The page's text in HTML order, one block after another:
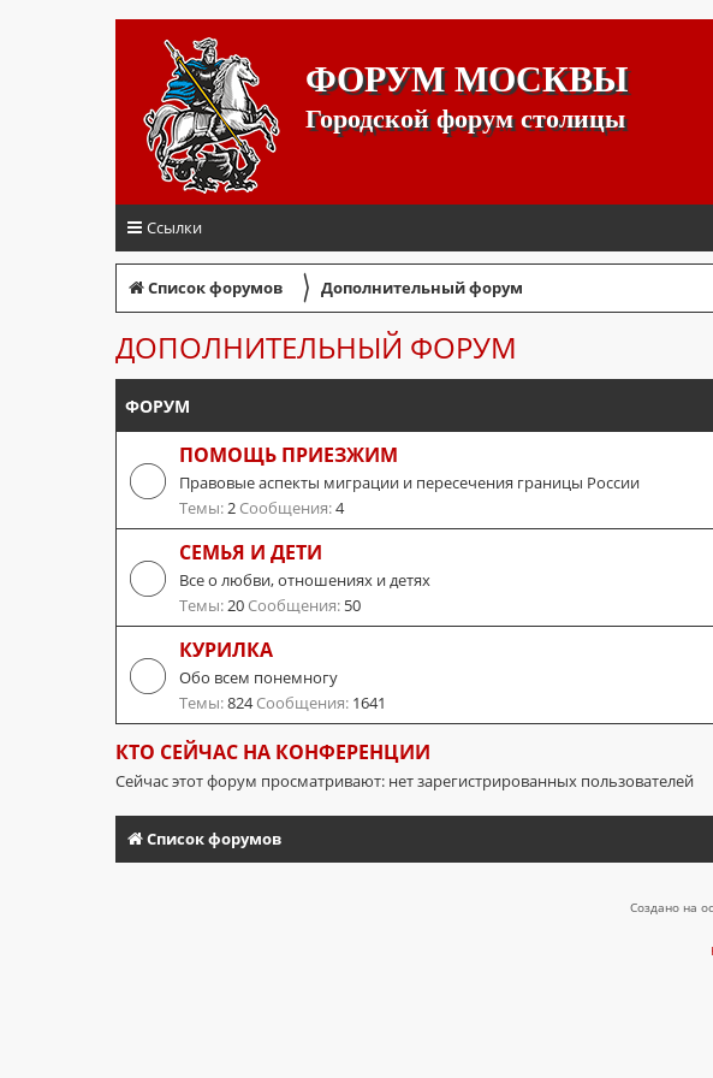
ФОРУМ МОСКВЫ
Городской форум столицы
Ссылки
Список форумов 〉 Дополнительный форум
ДОПОЛНИТЕЛЬНЫЙ ФОРУМ
ФОРУМ
ПОМОЩЬ ПРИЕЗЖИМ
Правовые аспекты миграции и пересечения границы России
Темы:2 Сообщения:4
СЕМЬЯ И ДЕТИ
Все о любви, отношениях и детях
Темы:20 Сообщения: 50
КУРИЛКА
Обо всем понемногу
Темы:824Сообщения: 1641
КТО СЕЙЧАС НА КОНФЕРЕНЦИИ
Сейчас этот форум просматривают: нет зарегистрированных пользователей
Список форумов
Создано на